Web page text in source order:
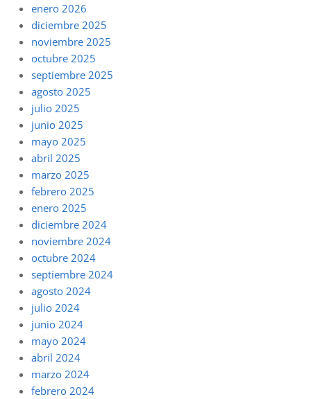
enero 2026
diciembre 2025
noviembre 2025
octubre 2025
septiembre 2025
agosto 2025
julio 2025
junio 2025
mayo 2025
abril 2025
marzo 2025
febrero 2025
enero 2025
diciembre 2024
noviembre 2024
octubre 2024
septiembre 2024
agosto 2024
julio 2024
junio 2024
mayo 2024
abril 2024
marzo 2024
febrero 2024